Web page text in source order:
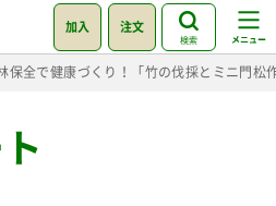
加入 注文
検索
保全で健康づくり！「竹の伐採とミニ門松